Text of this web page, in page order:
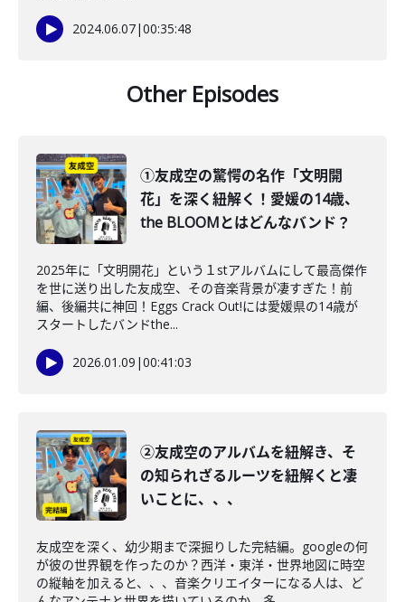
2024.06.07|00:35:48
Other Episodes
①友成空の驚愕の名作「文明開
花」を深く紐解く！愛媛の14歳、
the BLOOMとはどんなバンド？
2025年に「文明開花」という１stアルバムにして最高傑作
を世に送り出した友成空、その音楽背景が凄すぎた！前
編、後編共に神回！Eggs Crack Out!には愛媛県の14歳が
スタートしたバンドthe...
2026.01.09 |00:41:03
②友成空のアルバムを紐解き、そ
の知られざるルーツを紐解くと凄
いことに、、、
友成空を深く、幼少期まで深掘りした完結編。googleの何
が彼の世界観を作ったのか？西洋・東洋・世界地図に時空
の縦軸を加えると、、、音楽クリエイターになる人は、ど